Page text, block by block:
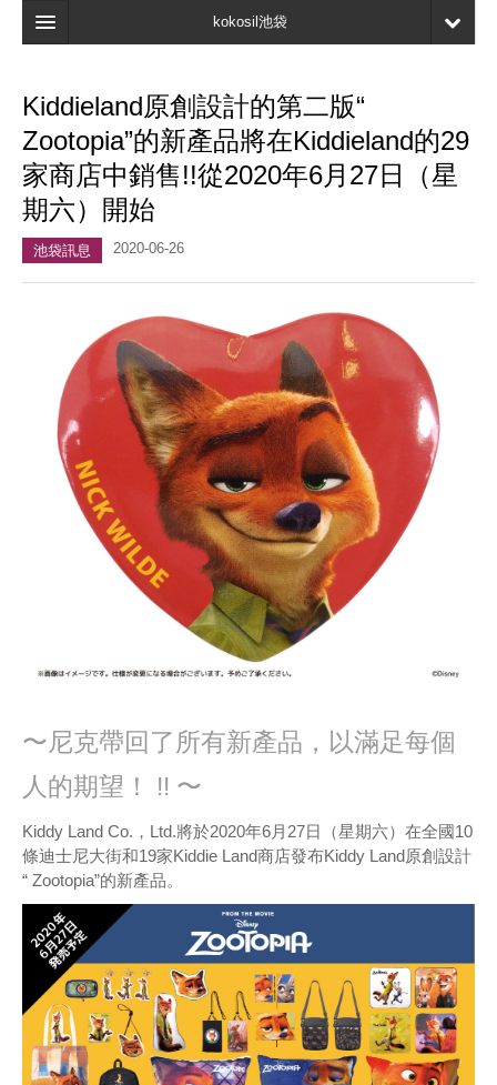
kokosil池袋
地圖
最新資訊
口碑
我的頁面
Kiddieland原創設計的第二版“
Zootopia”的新產品將在Kiddieland的29
家商店中銷售!!從2020年6月27日（星
期六）開始
池袋訊息 2020-06-26
〜尼克帶回了所有新產品，以滿足每個
人的期望！ !! 〜
Kiddy Land Co.，Ltd.將於2020年6月27日（星期六）在全國10
條迪士尼大街和19家Kiddie Land商店發布Kiddy Land原創設計
“ Zootopia”的新產品。